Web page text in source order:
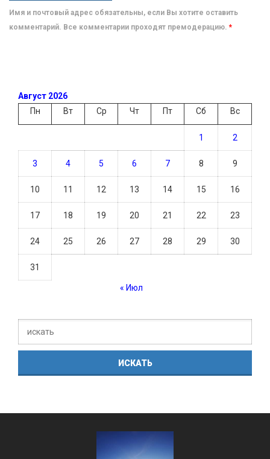
Имя и почтовый адрес обязательны, если Вы хотите оставить
комментарий. Все комментарии проходят премодерацию. *
Август 2026
Пн
Вт Ср Чт Пт Сб Вс
1 2
3 4 5 6 7 8 9
10 11 12 13 14 15 16
17 18 19 20 21 22 23
24 25 26 27 28 29 30
31
« Июл